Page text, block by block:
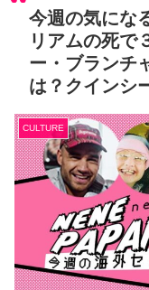
今週の気にな
リアムの死で
ー・ブランチ
は？クイン
CULTURE